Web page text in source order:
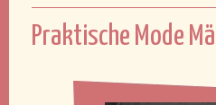
Praktische Mode